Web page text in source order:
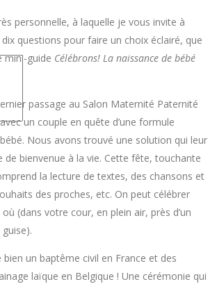
personnelle, à laquelle je vous invite à
dix questions pour faire un choix éclairé, que
mini-guide Célébrons! La naissance de bébé
passage au Salon Maternité Paternité
un couple en quête d’une formule
Nous avons trouvé une solution qui leur
de bienvenue à la vie. Cette fête, touchante
la lecture de textes, des chansons et
des proches, etc. On peut célébrer
(dans votre cour, en plein air, près d’un
un baptême civil en France et des
laïque en Belgique ! Une cérémonie qui